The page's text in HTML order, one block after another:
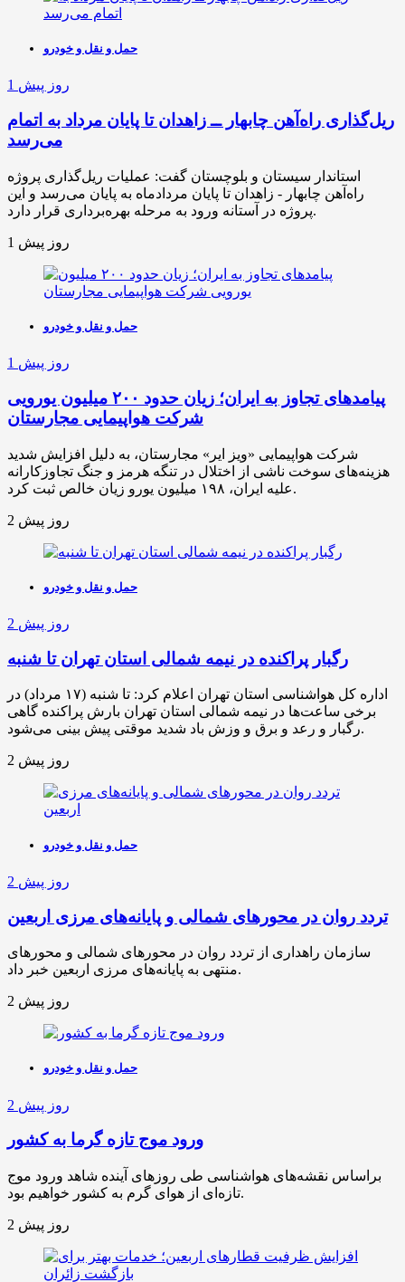
حمل و نقل و خودرو
1 روز پیش
ریل‌گذاری راه‌آهن چابهار ــ زاهدان تا پایان مرداد به اتمام
می‌رسد
استاندار سیستان و بلوچستان گفت: عملیات ریل‌گذاری پروژه
راه‌آهن چابهار - زاهدان تا پایان مردادماه به پایان می‌رسد و این
پروژه در آستانه ورود به مرحله بهره‌برداری قرار دارد.
1 روز پیش
حمل و نقل و خودرو
1 روز پیش
پیامدهای تجاوز به ایران؛ زیان حدود ۲۰۰ میلیون یورویی
شرکت هواپیمایی مجارستان
شرکت هواپیمایی «ویز ایر» مجارستان، به دلیل افزایش شدید
هزینه‌های سوخت ناشی از اختلال در تنگه هرمز و جنگ تجاوزکارانه
علیه ایران، ۱۹۸ میلیون یورو زیان خالص ثبت کرد.
2 روز پیش
حمل و نقل و خودرو
2 روز پیش
رگبار پراکنده در نیمه شمالی استان تهران تا شنبه
اداره کل هواشناسی استان تهران اعلام کرد: تا شنبه (۱۷ مرداد) در
برخی ساعت‌ها در نیمه شمالی استان تهران بارش پراکنده گاهی
رگبار و رعد و برق و وزش باد شدید موقتی پیش بینی می‌شود.
2 روز پیش
حمل و نقل و خودرو
2 روز پیش
تردد روان در محورهای شمالی و پایانه‌های مرزی اربعین
سازمان راهداری از تردد روان در محورهای شمالی و محورهای
منتهی به پایانه‌های مرزی اربعین خبر داد.
2 روز پیش
حمل و نقل و خودرو
2 روز پیش
ورود موج تازه گرما به کشور
براساس نقشه‌های هواشناسی طی روزهای آینده شاهد ورود موج
تازه‌ای از هوای گرم به کشور خواهیم بود.
2 روز پیش